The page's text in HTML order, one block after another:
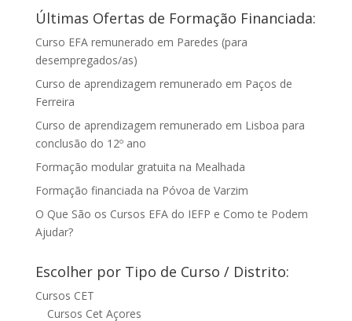
Últimas Ofertas de Formação Financiada:
Curso EFA remunerado em Paredes (para
desempregados/as)
Curso de aprendizagem remunerado em Paços de
Ferreira
Curso de aprendizagem remunerado em Lisboa para
conclusão do 12º ano
Formação modular gratuita na Mealhada
Formação financiada na Póvoa de Varzim
O Que São os Cursos EFA do IEFP e Como te Podem
Ajudar?
Escolher por Tipo de Curso / Distrito:
Cursos CET
Cursos Cet Açores